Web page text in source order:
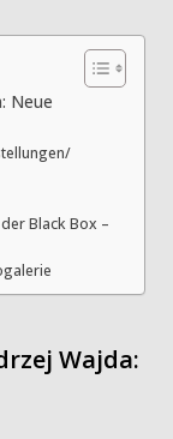
Neue
Black Box –
Wajda: